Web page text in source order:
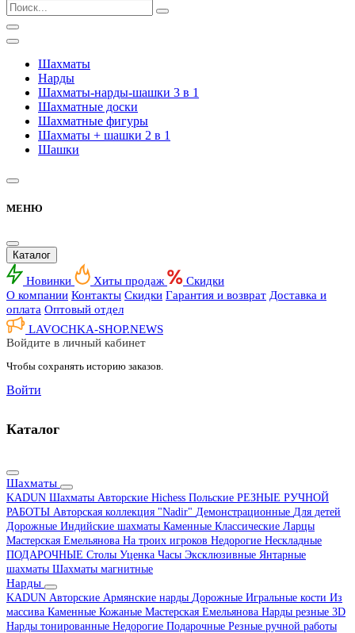
Шахматы
Нарды
Шахматы-нарды-шашки 3 в 1
Шахматные доски
Шахматные фигуры
Шахматы + шашки 2 в 1
Шашки
МЕНЮ
Каталог
Новинки Хиты продаж
Скидки
О компании Контакты Скидки Гарантия и возврат Доставка и
оплата Оптовый отдел
LAVOCHKA-SHOP.NEWS
Войдите в личный кабинет
Чтобы сохранять историю заказов.
Войти
Каталог
Шахматы
KADUN Шахматы Авторские Hichess Польские РЕЗНЫЕ РУЧНОЙ
РАБОТЫ Авторская коллекция "Nadir" Демонстрационные Для детей
Дорожные Индийские шахматы Каменные Классические Ларцы
Мастерская Емельянова На троих игроков Недорогие Нескладные
ПОДАРОЧНЫЕ Столы Уценка Часы Эксклюзивные Янтарные
шахматы Шахматы магнитные
Нарды
KADUN Авторские Армянские нарды Дорожные Игральные кости Из
массива Каменные Кожаные Мастерская Емельянова Нарды резные 3D
Нарды тонированные Недорогие Подарочные Резные ручной работы